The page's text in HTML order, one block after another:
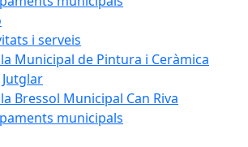
i serveis
Municipal de Pintura i Ceràmica
Jutglar
Bressol Municipal Can Riva
municipals